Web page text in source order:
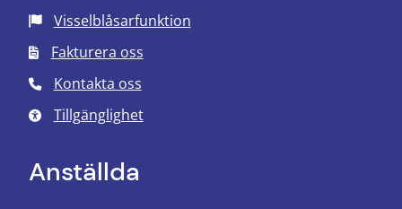
Visselblåsarfunktion
Fakturera oss
Kontakta oss
Tillgänglighet
Anställda